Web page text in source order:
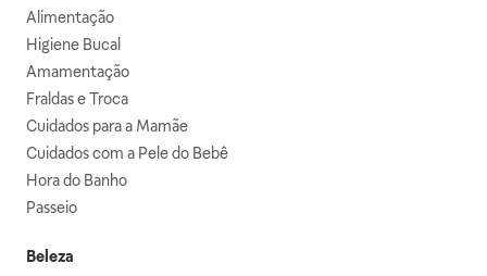
Alimentação
Higiene Bucal
Amamentação
Fraldas e Troca
Cuidados para a Mamãe
Cuidados com a Pele do Bebê
Hora do Banho
Passeio
Beleza